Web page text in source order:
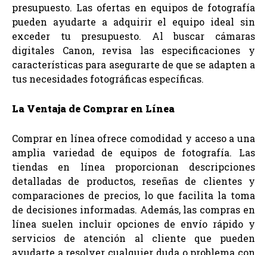
presupuesto. Las ofertas en equipos de fotografía
pueden ayudarte a adquirir el equipo ideal sin
exceder tu presupuesto. Al buscar cámaras
digitales Canon, revisa las especificaciones y
características para asegurarte de que se adapten a
tus necesidades fotográficas específicas.
La Ventaja de Comprar en Línea
Comprar en línea ofrece comodidad y acceso a una
amplia variedad de equipos de fotografía. Las
tiendas en línea proporcionan descripciones
detalladas de productos, reseñas de clientes y
comparaciones de precios, lo que facilita la toma
de decisiones informadas. Además, las compras en
línea suelen incluir opciones de envío rápido y
servicios de atención al cliente que pueden
ayudarte a resolver cualquier duda o problema con